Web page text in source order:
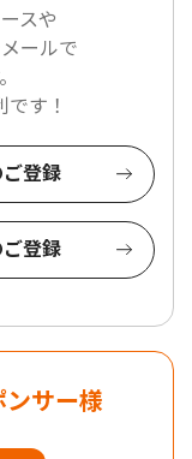
スや
ールで
す！
登録
登録
サー様